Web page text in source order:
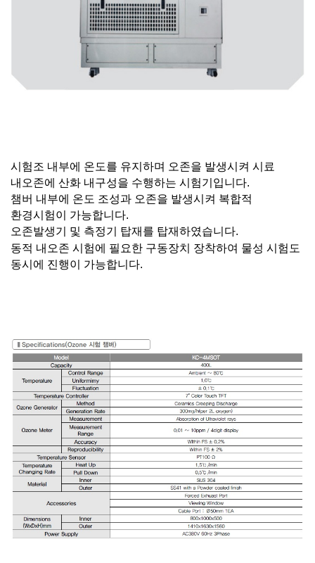
시험조 내부에 온도를 유지하며 오존을 발생시켜 시료
내오존에 산화 내구성을 수행하는 시험기입니다.
챔버 내부에 온도 조성과 오존을 발생시켜 복합적
환경시험이 가능합니다.
오존발생기
및 측정기 탑재 를 탑재하였습니다.
동적 내 오존 시험에 필요한 구동장치 장착하여 물성 시험도
동시에 진행이 가능합니다.